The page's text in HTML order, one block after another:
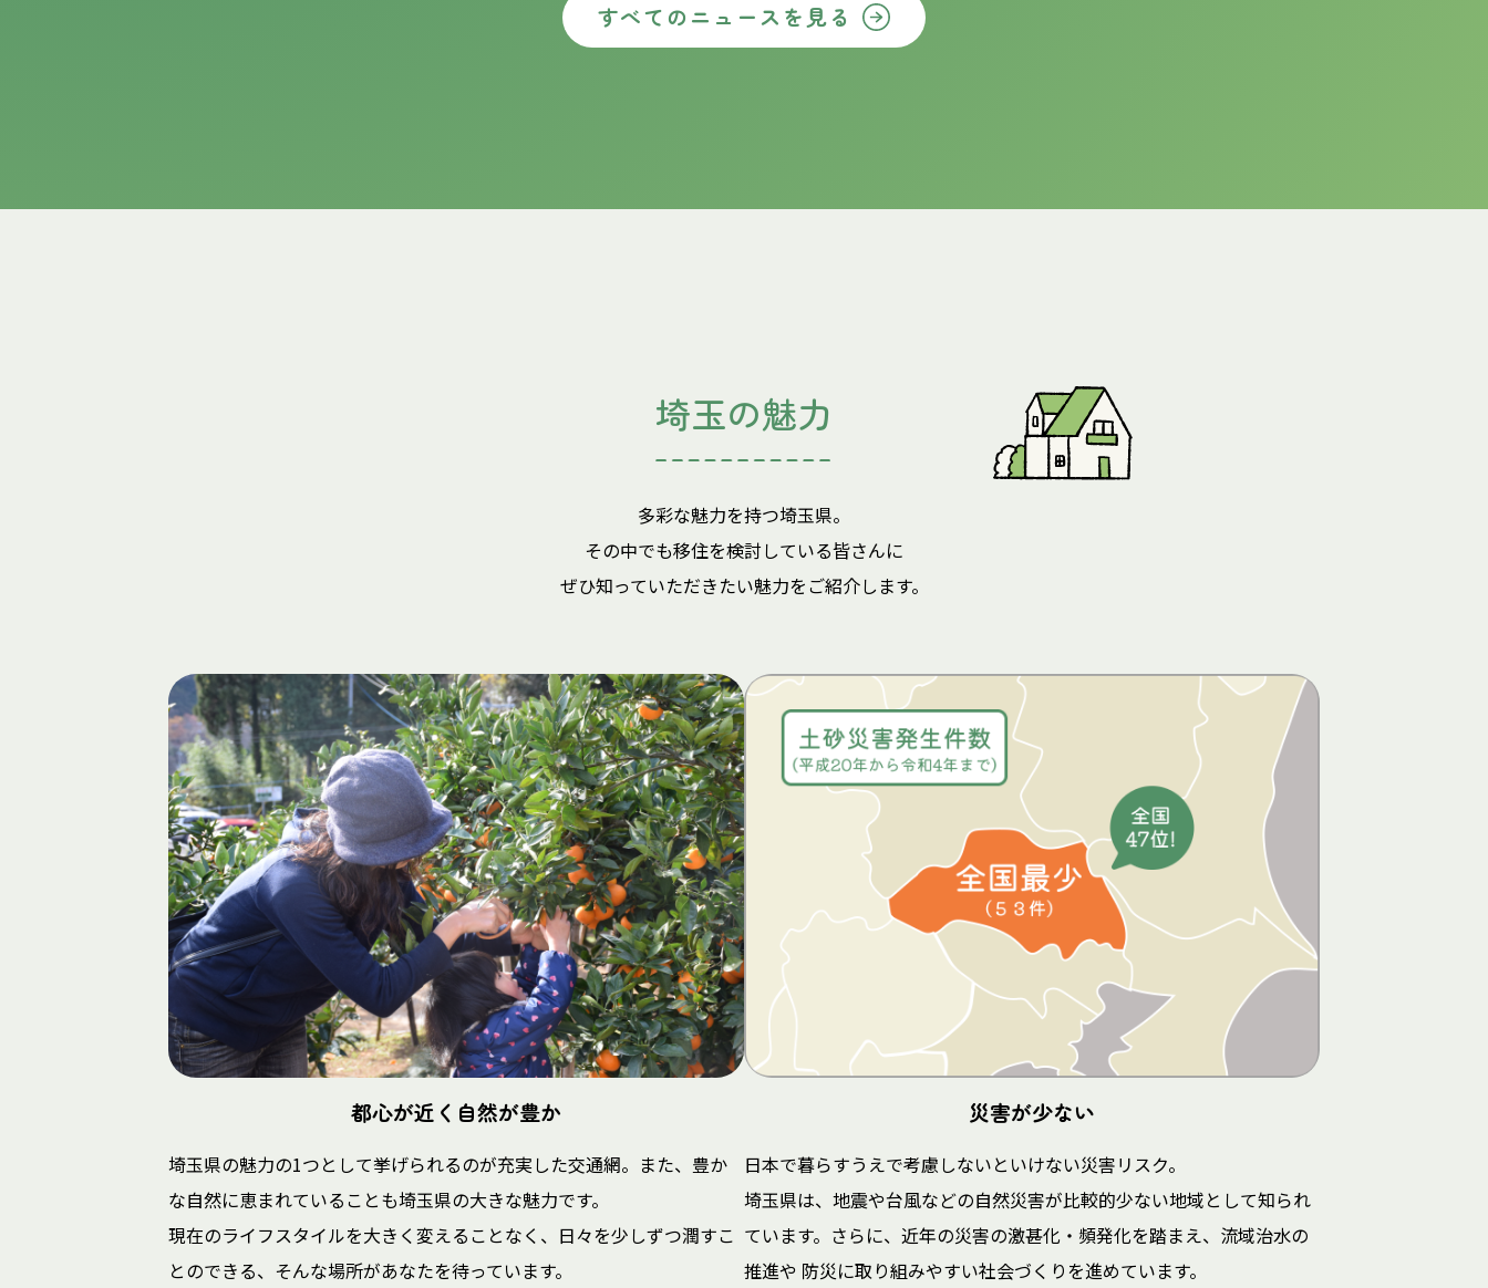
すべてのニュースを見る
埼玉の魅力
多彩な魅力を持つ埼玉県。
その中でも移住を検討している皆さんに
ぜひ知っていただきたい魅力をご紹介します。
都心が近く自然が豊か
埼玉県の魅力の1つとして挙げられるのが充実した交通網。また、豊か
な自然に恵まれていることも埼玉県の大きな魅力です。
現在のライフスタイルを大きく変えることなく、日々を少しずつ潤すこ
とのできる、そんな場所があなたを待っています。
災害が少ない
日本で暮らすうえで考慮しないといけない災害リスク。
埼玉県は、地震や台風などの自然災害が比較的少ない地域として知られ
ています。さらに、近年の災害の激甚化・頻発化を踏まえ、流域治水の
推進や 防災に取り組みやすい社会づくりを進めています。